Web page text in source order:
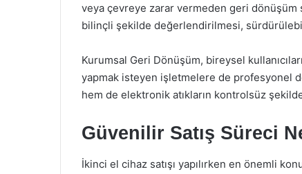
veya çevreye zarar vermeden geri dönüşüm
bilinçli şekilde değerlendirilmesi,
Kurumsal Geri Dönüşüm, bireysel
yapmak isteyen işletmelere de profesyonel
hem de elektronik atıkların kontrolsüz
Güvenilir Satış Süreci
İkinci el cihaz satışı yapılırken en önemli